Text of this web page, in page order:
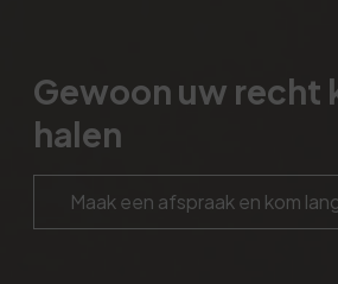
Gewoon uw recht
halen
Maak een afspraak en kom